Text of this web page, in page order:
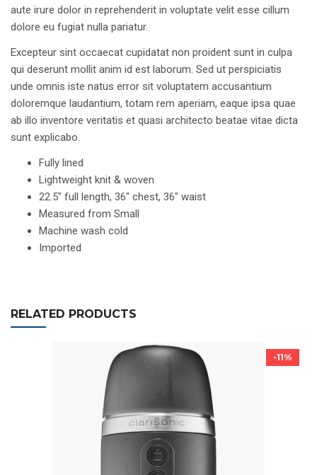
aute irure dolor in reprehenderit in voluptate velit esse cillum
dolore eu fugiat nulla pariatur.
Excepteur sint occaecat cupidatat non proident sunt in culpa
qui deserunt mollit anim id est laborum. Sed ut perspiciatis
unde omnis iste natus error sit voluptatem accusantium
doloremque laudantium, totam rem aperiam, eaque ipsa quae
ab illo inventore veritatis et quasi architecto beatae vitae dicta
sunt explicabo.
Fully lined
Lightweight knit & woven
22.5″ full length, 36″ chest, 36″ waist
Measured from Small
Machine wash cold
Imported
RELATED PRODUCTS
-11%